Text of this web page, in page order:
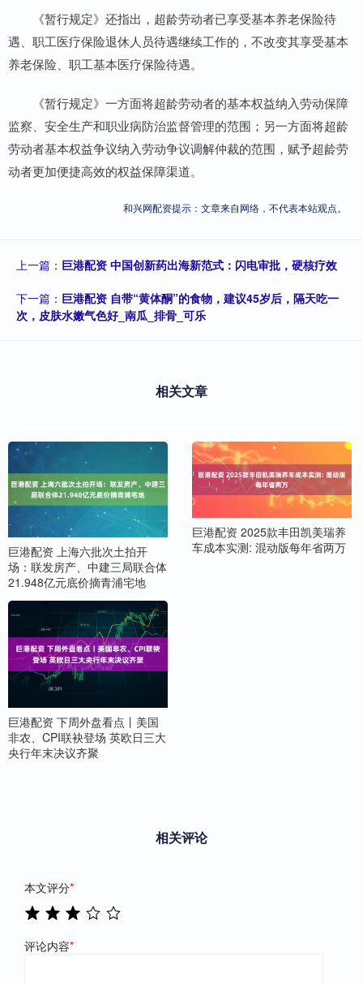
《暂行规定》还指出，超龄劳动者已享受基本养老保险待
遇、职工医疗保险退休人员待遇继续工作的，不改变其享受基本
养老保险、职工基本医疗保险待遇。
《暂行规定》一方面将超龄劳动者的基本权益纳入劳动保障
监察、安全生产和职业病防治监督管理的范围；另一方面将超龄
劳动者基本权益争议纳入劳动争议调解仲裁的范围，赋予超龄劳
动者更加便捷高效的权益保障渠道。
和兴网配资提示：文章来自网络，不代表本站观点。
上一篇： 巨港配资 中国创新药出海新范式：闪电审批，硬核疗效
下一篇： 巨港配资 自带“黄体酮”的食物，建议45岁后，隔天吃一
次，皮肤水嫩气色好_南瓜_排骨_可乐
相关文章
巨港配资 上海六批次土拍开
场：联发房产、中建三局联合体
21.948亿元底价摘青浦宅地
巨港配资 2025款丰田凯美瑞养
车成本实测: 混动版每年省两万
巨港配资 下周外盘看点丨美国
非农、CPI联袂登场 英欧日三大
央行年末决议齐聚
相关评论
本文评分*
评论内容*